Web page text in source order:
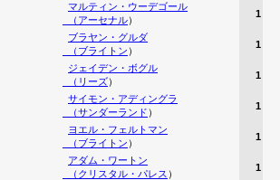
マルティン・ウーデゴール
（アーセナル）
1
ブラヤン・グルダ
（ブライトン）
1
ジェイデン・ボグル
（ リーズ）
1
サイモン・アディングラ
（サンダーランド）
1
ヨエル・フェルトマン
（ブライトン）
1
アダム・ワートン
（クリスタル・パレス ）
1